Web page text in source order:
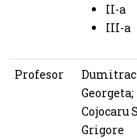
II-a
III-a
Profesor
Georgeta;
Cojocaru
Grigore